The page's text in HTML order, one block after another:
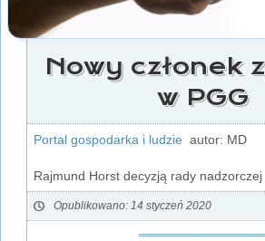
Nowy członek
w PGG
Portal gospodarka i ludzie autor: MD
Rajmund Horst decyzją rady nadzorczej
Opublikowano: 14 styczeń 2020